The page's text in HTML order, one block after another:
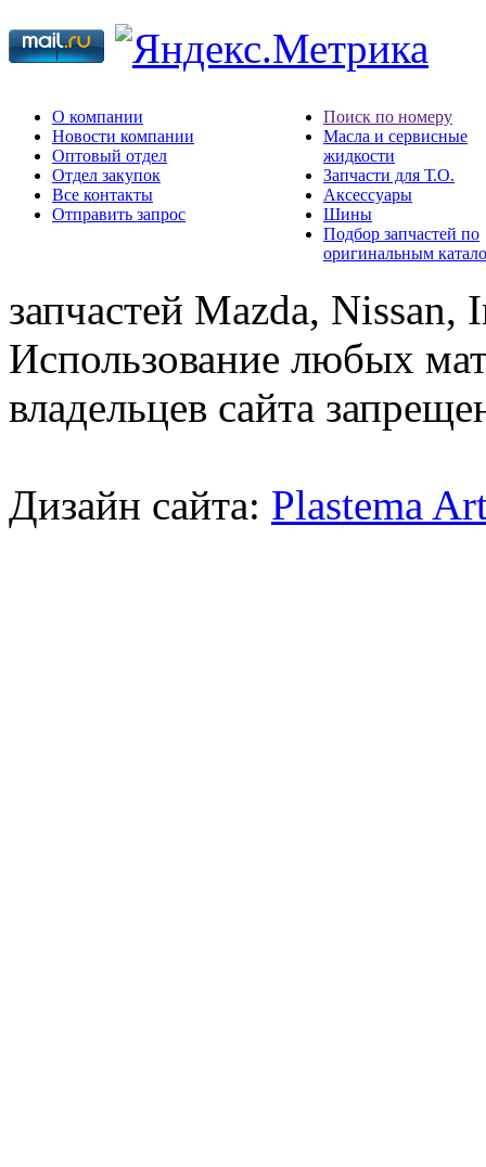
О компании
Новости компании
Оптовый отдел
Отдел закупок
Все контакты
Отправить запрос
Поиск по номеру
Масла и сервисные
жидкости
Запчасти для Т.О.
Аксессуары
Шины
Подбор запчастей по
оригинальным
запчастей Mazda,
Использование любых
владельцев сайта
Дизайн сайта: Plastema